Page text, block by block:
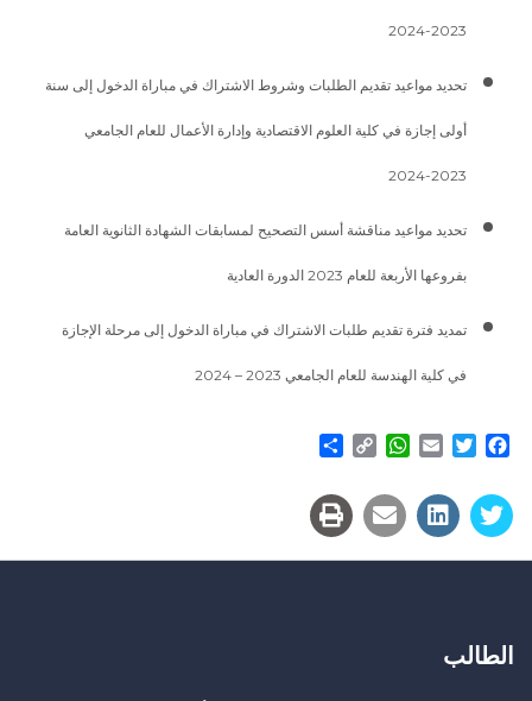
2023-2024
تحديد مواعيد تقديم الطلبات وشروط الاشتراك في مباراة الدخول إلى سنة
أولى إجازة في كلية العلوم الاقتصادية وإدارة الأعمال للعام الجامعي
2023-2024
تحديد مواعيد مناقشة أسس التصحيح لمسابقات الشهادة الثانوية العامة
بفروعها الأربعة للعام 2023 الدورة العادية
تمديد فترة تقديم طلبات الاشتراك في مباراة الدخول إلى مرحلة الإجازة
في كلية الهندسة للعام الجامعي 2023 – 2024
Facebook
Twitter
Email
WhatsApp
Copy
الطالب